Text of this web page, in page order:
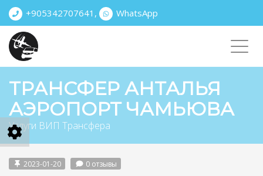
+905342707641 , WhatsApp
ТРАНСФЕР АНТАЛЬЯ
АЭРОПОРТ ЧАМЬЮВА
Услуги ВИП Трансфера
2023-01-20 0 отзывы